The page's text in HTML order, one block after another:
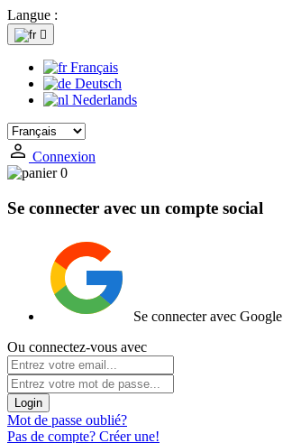
Langue :

Français
Deutsch
Nederlands
Connexion
0
Se connecter avec un compte social
Se connecter avec Google
Ou connectez-vous avec
Login
Mot de passe oublié?
Pas de compte? Créer une!